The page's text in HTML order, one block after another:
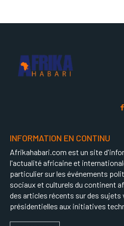
INFORMATION EN CONTINU
Afrikahabari.com est un site
l'actualité africaine et
particulier sur les événements
sociaux et culturels du continent
des articles récents sur des sujets
présidentielles aux initiatives